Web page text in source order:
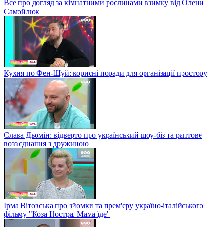
Все про догляд за кімнатними рослинами взимку від Олени
Самойлюк
Кухня по Фен-Шуй: корисні поради для організації простору
Слава Дьомін: відверто про український шоу-біз та раптове
возз'єднання з дружиною
Ірма Вітовська про зйомки та прем'єру україно-італійського
фільму "Коза Ностра. Мама їде"